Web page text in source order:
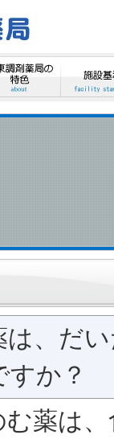
は、だ
か？
む薬は